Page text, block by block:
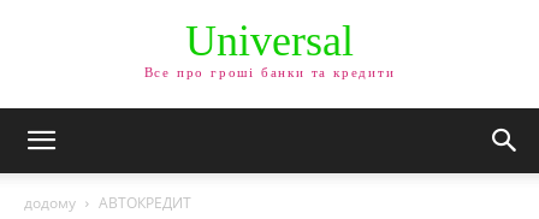
Universal
Все про гроші банки та кредити
додому АВТОКРЕДИТ